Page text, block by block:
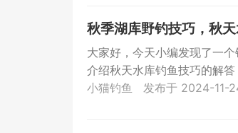
秋季湖库野钓技巧，秋
大家好，今天小编发现了一
介绍秋天水库钓鱼技巧的解
小猫钓鱼
发布于 2024-11-